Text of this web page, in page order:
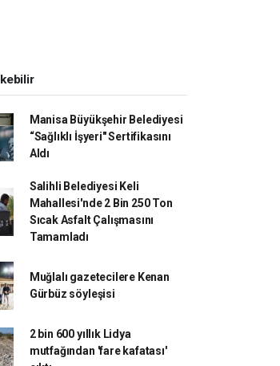
Manisa Büyükşehir Belediyesi
“Sağlıklı İşyeri" Sertifikasını
Aldı
Salihli Belediyesi Keli
Mahallesi'nde 2 Bin 250 Ton
Sıcak Asfalt Çalışmasını
Tamamladı
Muğlalı gazetecilere Kenan
Gürbüz söyleşisi
2 bin 600 yıllık Lidya
mutfağından 'fare kafatası'